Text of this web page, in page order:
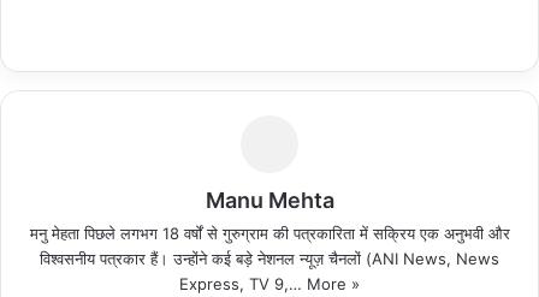
Manu Mehta
मनु मेहता पिछले लगभग 18 वर्षों से गुरुग्राम की पत्रकारिता में सक्रिय एक अनुभवी और
विश्वसनीय पत्रकार हैं। उन्होंने कई बड़े नेशनल न्यूज़ चैनलों (ANI News, News
Express, TV 9,… More »